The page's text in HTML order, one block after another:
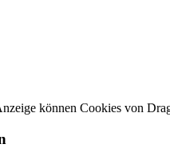
können Cookies von